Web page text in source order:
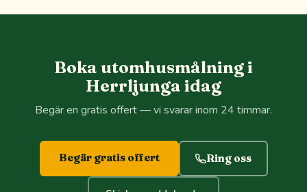
Boka utomhusmålning i
Herrljunga idag
Begär en gratis offert — vi svarar inom 24 timmar.
Begär gratis offert Ring oss